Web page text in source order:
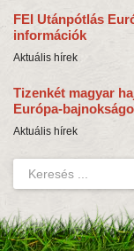
FEI Utánpótlás
információk
Aktuális hírek
Tizenkét magyar
Európa-
Aktuális hírek